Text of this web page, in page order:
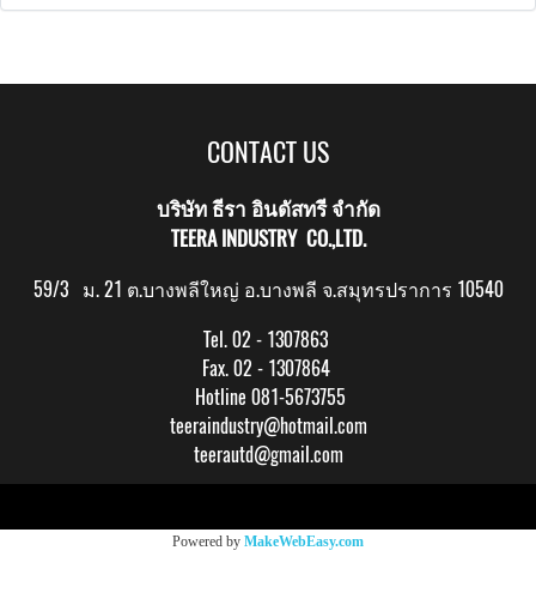
CONTACT US
บริษัท ธีรา อินดัสทรี จำกัด
TEERA INDUSTRY CO.,LTD.
59/3 ม. 21 ต.บางพลีใหญ่ อ.บางพลี จ.สมุทรปราการ 10540
Tel. 02 - 1307863
Fax. 02 - 1307864
Hotline 081-5673755
teeraindustry@hotmail.com
teerautd@gmail.com
Powered by MakeWebEasy.com